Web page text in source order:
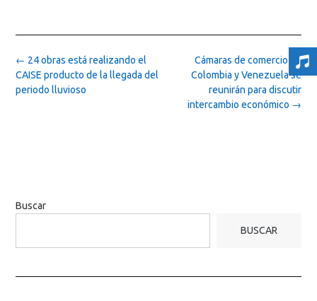
Post
navigation
Cámaras de comercio de
Colombia y Venezuela se
reunirán para discutir
intercambio económico →
← 24 obras está realizando el
CAISE producto de la llegada del
periodo lluvioso
Buscar
BUSCAR